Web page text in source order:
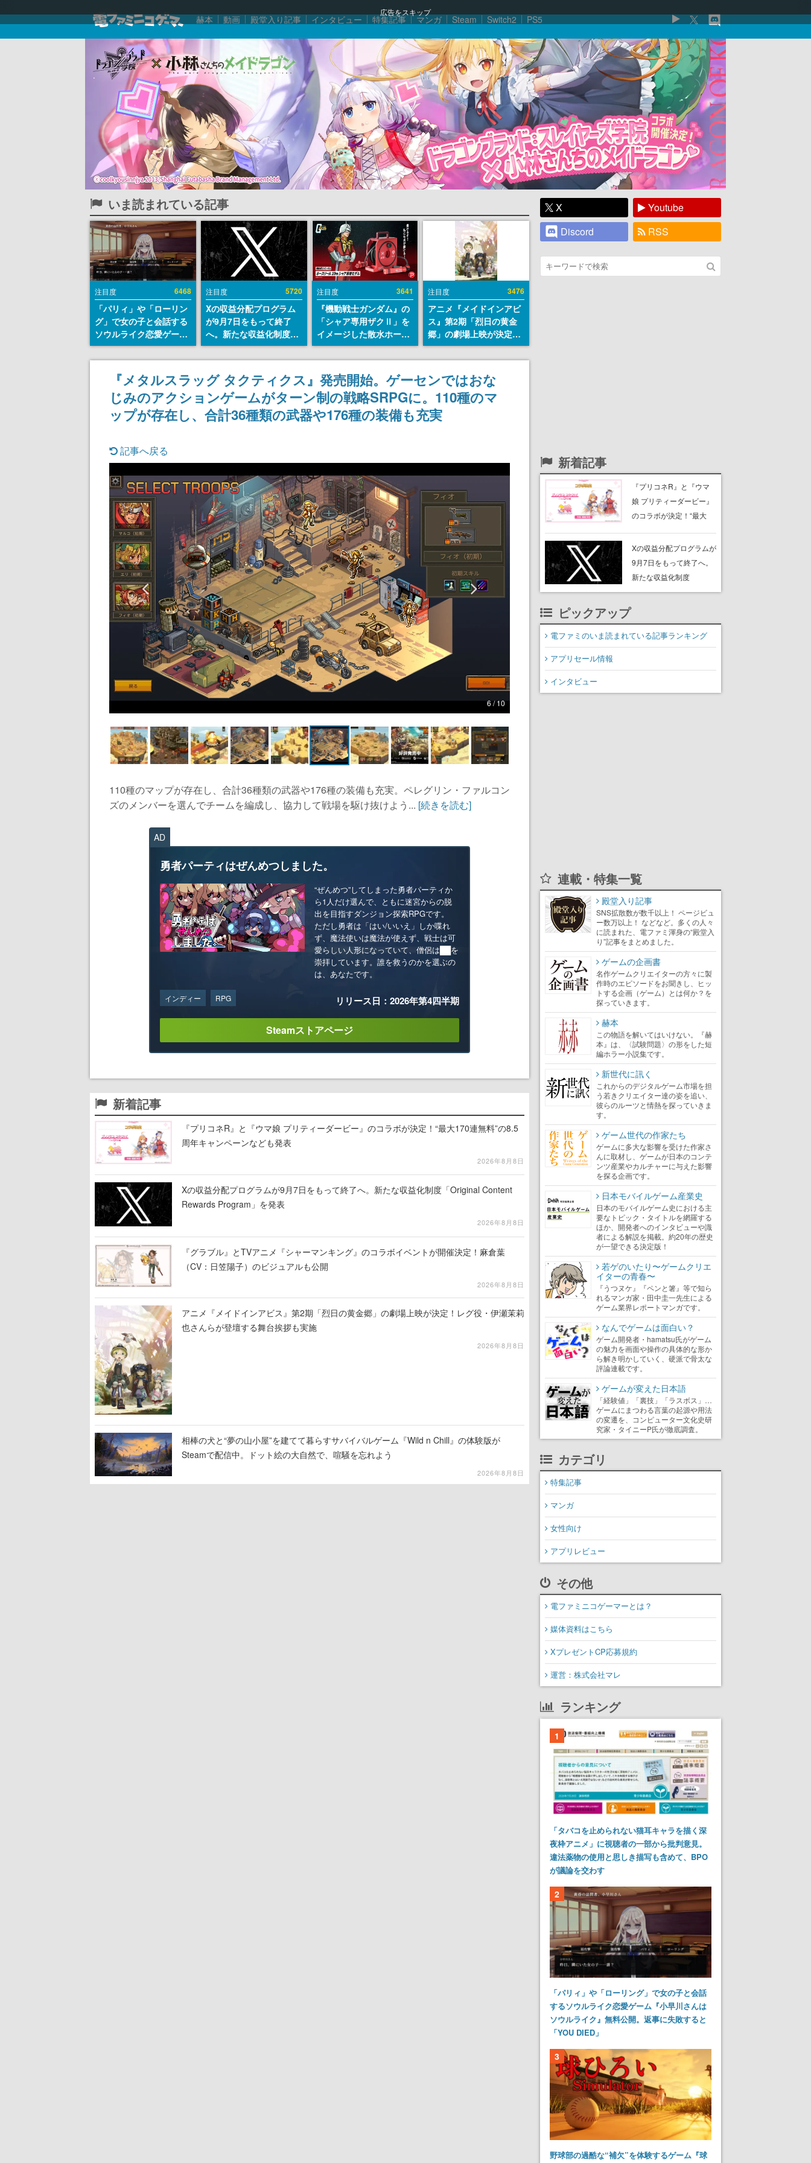
広告をスキップ
赫本 動画 殿堂入り記事 インタビュー 特集記事 マンガ Steam Switch2 PS5
いま読まれている記事
注目度 6468
「パリィ」や「ローリン
グ」で女の子と会話する
ソウルライク恋愛ゲーム
『小早川さんはソウルラ
イク』無料公開。返事に
失敗すると「YOU
DIED」
注目度 5720
Xの収益分配プログラム
が9月7日をもって終了
へ。新たな収益化制度
「Original Content
Rewards Program」を
発表
注目度 3641
『機動戦士ガンダム』の
「シャア専用ザクⅡ」を
イメージした散水ホース
リールが予約開始。本体
にはシャアのパーソナル
マークやジオン公国軍の
エンブレム、型式番号な
どを配置
注目度 3476
アニメ『メイドインアビ
ス』第2期「烈日の黄金
郷」の劇場上映が決定！
レグ役・伊瀬茉莉也さん
らが登壇する舞台挨拶も
『メタルスラッグ タクティクス』発売開始。ゲーセンではおな
じみのアクションゲームがターン制の戦略SRPGに。110種のマ
ップが存在し、合計36種類の武器や176種の装備も充実
記事へ戻る
6 / 10
110種のマップが存在し、合計36種類の武器や176種の装備も充実。ペレグリン・ファルコン
ズのメンバーを選んでチームを編成し、協力して戦場を駆け抜けよう... [続きを読む]
AD
勇者パーティはぜんめつしました。
“ぜんめつ”してしまった勇者パーティか
ら1人だけ選んで、ともに迷宮からの脱
出を目指すダンジョン探索RPGです。
ただし勇者は「はい/いいえ」しか喋れ
ず、魔法使いは魔法が使えず、戦士は可
愛らしい人形になっていて、僧侶は██を
崇拝しています。誰を救うのかを選ぶの
は、あなたです。
インディー RPG リリース日：2026年第4四半期
Steamストアページ
新着記事
『プリコネR』と『ウマ娘 プリティーダービー』のコラボが決定！“最大170連無料”の8.5
周年キャンペーンなども発表
2026年8月8日
Xの収益分配プログラムが9月7日をもって終了へ。新たな収益化制度「Original Content
Rewards Program」を発表
2026年8月8日
『グラブル』とTVアニメ『シャーマンキング』のコラボイベントが開催決定！麻倉葉
（CV：日笠陽子）のビジュアルも公開
2026年8月8日
アニメ『メイドインアビス』第2期「烈日の黄金郷」の劇場上映が決定！レグ役・伊瀬茉莉
也さんらが登壇する舞台挨拶も実施
2026年8月8日
相棒の犬と“夢の山小屋”を建てて暮らすサバイバルゲーム『Wild n Chill』の体験版が
Steamで配信中。ドット絵の大自然で、喧騒を忘れよう
2026年8月8日
X
Youtube
Discord
RSS
新着記事
『プリコネR』と『ウマ
娘 プリティーダービー』
のコラボが決定！“最大
ンペーンなども発表
Xの収益分配プログラムが
9月7日をもって終了へ。
新たな収益化制度
「Original Content
ピックアップ
電ファミのいま読まれている記事ランキング
アプリセール情報
インタビュー
連載・特集一覧
殿堂入り記事
SNS拡散数が数千以上！ ページビュ
ー数万以上！ などなど。多くの人々
に読まれた、電ファミ渾身の“殿堂入
り”記事をまとめました。
ゲームの企画書
名作ゲームクリエイターの方々に製
作時のエピソードをお聞きし、ヒッ
トする企画（ゲーム）とは何か？を
探っていきます。
赫本
この物語を解いてはいけない。『赫
本』は、〈試験問題〉の形をした短
編ホラー小説集です。
新世代に訊く
これからのデジタルゲーム市場を担
う若きクリエイター達の姿を追い、
彼らのルーツと情熱を探っていきま
す。
ゲーム世代の作家たち
ゲームに多大な影響を受けた作家さ
んに取材し、ゲームが日本のコンテ
ンツ産業やカルチャーに与えた影響
を探る企画です。
日本モバイルゲーム産業史
日本のモバイルゲーム史における主
要なトピック・タイトルを網羅する
ほか、開発者へのインタビューや識
者による解説を掲載。約20年の歴史
が一望できる決定版！
若ゲのいたり〜ゲームクリエ
イターの青春〜
『うつヌケ』『ペンと箸』等で知ら
れるマンガ家・田中圭一先生による
ゲーム業界レポートマンガです。
なんでゲームは面白い？
ゲーム開発者・hamatsu氏がゲーム
の魅力を画面や操作の具体的な形か
ら解き明かしていく、硬派で骨太な
評論連載です。
ゲームが変えた日本語
「経験値」「裏技」「ラスボス」…
ゲームにまつわる言葉の起源や用法
の変遷を、コンピューター文化史研
究家・タイニーP氏が徹底調査。
カテゴリ
特集記事
マンガ
女性向け
アプリレビュー
その他
電ファミニコゲーマーとは？
媒体資料はこちら
XプレゼントCP応募規約
運営：株式会社マレ
ランキング
1
「タバコを止められない猫耳キャラを描く深
夜枠アニメ」に視聴者の一部から批判意見。
違法薬物の使用と思しき描写も含めて、BPO
が議論を交わす
2
「パリィ」や「ローリング」で女の子と会話
するソウルライク恋愛ゲーム『小早川さんは
ソウルライク』無料公開。返事に失敗すると
「YOU DIED」
3
野球部の過酷な“補欠”を体験するゲーム『球